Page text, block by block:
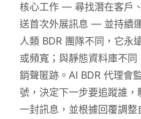
核心工作 — 尋找潛在客戶
送首次外展訊息 — 並持續
人類 BDR 團隊不同，它永
或頻寬；與靜態資料庫不
銷聲匿跡。AI BDR 代理會
號，決定下一步要追蹤誰
一封訊息，並根據回覆調